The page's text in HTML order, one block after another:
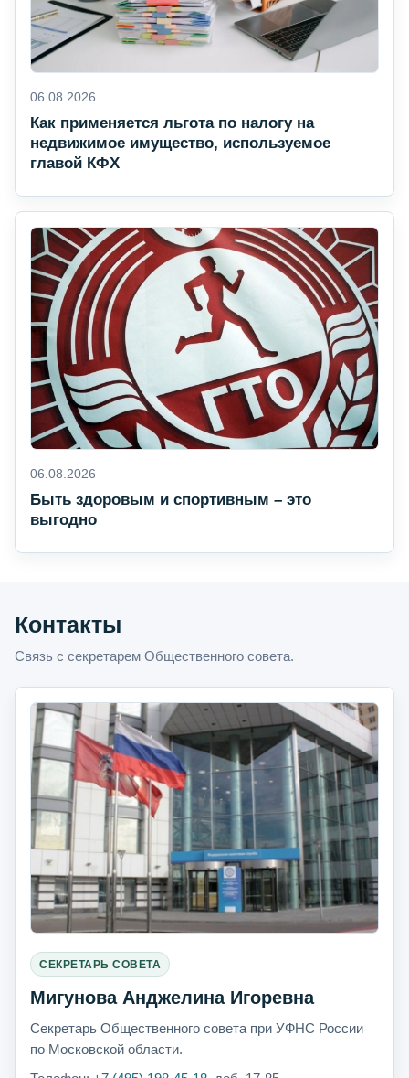
06.08.2026
Как применяется льгота по налогу на
недвижимое имущество, используемое
главой КФХ
06.08.2026
Быть здоровым и спортивным – это
выгодно
Контакты
Связь с секретарем Общественного совета.
СЕКРЕТАРЬ СОВЕТА
Мигунова Анджелина Игоревна
Секретарь Общественного совета при УФНС России
по Московской области.